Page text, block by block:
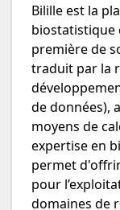
Bilille est la
biostatistique
première de
traduit par la
de données),
moyens de
expertise en
permet
pour
domaines de